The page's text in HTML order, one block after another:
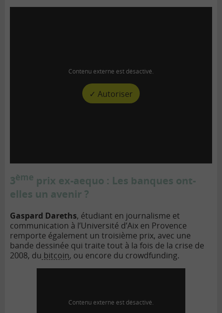
Contenu externe est désactivé.
✓ Autoriser
3ème prix ex-aequo : Les banques ont-
elles un avenir ?
Gaspard Dareths, étudiant en journalisme et
communication à l’Université d’Aix en Provence
remporte également un troisième prix, avec une
bande dessinée qui traite tout à la fois de la crise de
2008, du bitcoin, ou encore du crowdfunding.
Contenu externe est désactivé.